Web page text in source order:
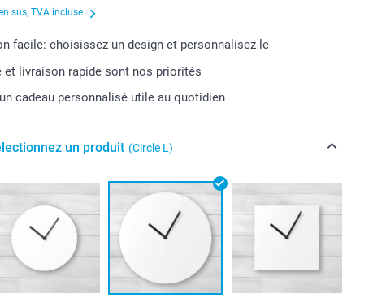
sus, TVA incluse
facile: choisissez un design et personnalisez-le
et livraison rapide sont nos priorités
cadeau personnalisé utile au quotidien
un produit (Circle L)